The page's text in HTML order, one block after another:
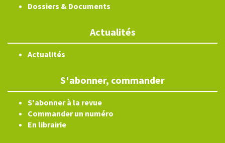
Dossiers & Documents
Actualités
Actualités
S'abonner, commander
S'abonner à la revue
Commander un numéro
En librairie